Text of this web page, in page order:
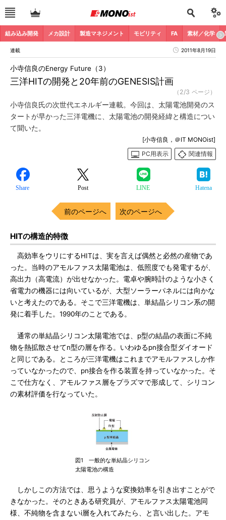
組み込み開発 メカ設計 製造マネジメント モビリティ FA 素材／化学
連載 2011年8月19日
三洋HITの開発と20年前のGENESIS計画
小寺信良のEnergy Future（3）
（2/3 ページ）
小寺信良氏の次世代エネルギー連載。今回は、太陽電池開発のス
タートが早かった三洋電機に、太陽電池の開発経緯と構造につい
て聞いた。
[小寺信良，＠IT MONOist]
PC用表示
関連情報
Share Post LINE Hatena
前のページへ 次のページへ
HITの構造的特徴
高効率をウリにするHITは、実を言えば偶然と必然の産物であ
った。当時のアモルファス太陽電池は、低照度でも発電するが、
高出力（高電流）が出せなかった。電卓や腕時計のような小さく
省電力の機器には向いているが、大型ソーラーパネルには向かな
いと考えたのである。そこで三洋電機は、単結晶シリコン系の開
発に着手した。1990年のことである。
通常の単結晶シリコン太陽電池では、p型の結晶の表面に不純
物を熱拡散させてn型の層を作る。いわゆるpn接合型ダイオード
と同じである。ところが三洋電機はこれまでアモルファスしか作
っていなかったので、pn接合を作る装置を持っていなかった。そ
こで仕方なく、アモルファス層をプラズマで形成して、シリコン
の素材評価を行なっていた。
図1 一般的な単結晶シリコン
太陽電池の構造
しかしこの方法では、思うような変換効率を引き出すことがで
きなかった。そのときある研究員が、アモルファス太陽電池同
様、不純物を含まないi層を入れてみたら、と言い出した。アモ